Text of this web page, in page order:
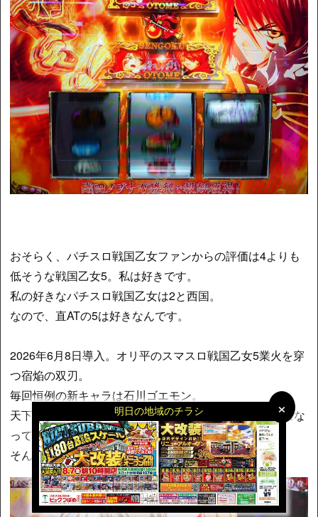
×
×
明日の地域のチラシ
おそらく、パチスロ戦国乙女ファンからの評価は4よりも
低そうな戦国乙女5。私は好きです。
私の好きなパチスロ戦国乙女は2と西国。
なので、直ATの5は好きなんです。
2026年6月8日導入。オリ平のスマスロ戦国乙女5業火を穿
つ宿焔の双刃。
毎回恒例の新キャラは石川ゴエモン。
天下の大泥棒が、戦国乙女では見た目も口調もギャルにな
っております。武器は手裏剣。
そんなギャルの小娘が一体何を盗めるというのか。